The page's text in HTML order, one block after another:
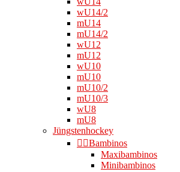
wU14/2
mU14
mU14/2
wU12
mU12
wU10
mU10
mU10/2
mU10/3
wU8
mU8
Jüngstenhockey
👉🏻Bambinos
Maxibambinos
Minibambinos